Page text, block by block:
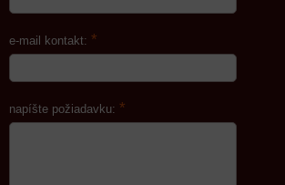
e-mail kontakt: *
napíšte požiadavku: *